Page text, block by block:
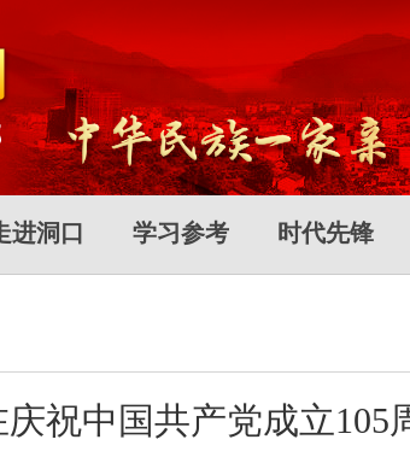
进洞口 学习参考 时代先锋
祝中国共产党成立105